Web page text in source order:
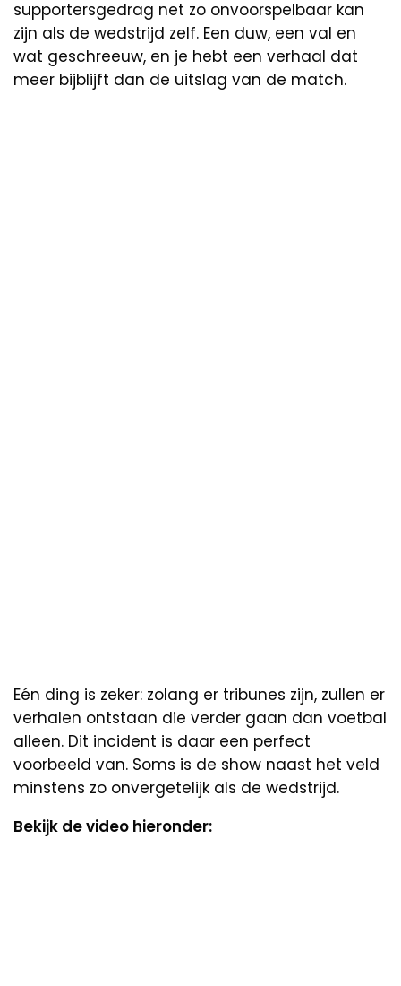
supportersgedrag net zo onvoorspelbaar kan
zijn als de wedstrijd zelf. Een duw, een val en
wat geschreeuw, en je hebt een verhaal dat
meer bijblijft dan de uitslag van de match.
Eén ding is zeker: zolang er tribunes zijn, zullen er
verhalen ontstaan die verder gaan dan voetbal
alleen. Dit incident is daar een perfect
voorbeeld van. Soms is de show naast het veld
minstens zo onvergetelijk als de wedstrijd.
Bekijk de video hieronder: